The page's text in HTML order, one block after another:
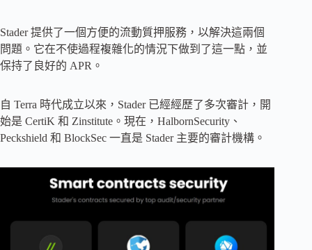
Stader 提供了一個方便的流動質押服務，以解決這兩個
問題。它在不使過程複雜化的情況下做到了這一點，並
保持了良好的 APR。
自 Terra 時代成立以來，Stader 已經經歷了多次審計，開
始是 CertiK 和 Zinstitute。現在，HalbornSecurity、
Peckshield 和 BlockSec 一直是 Stader 主要的審計機構。